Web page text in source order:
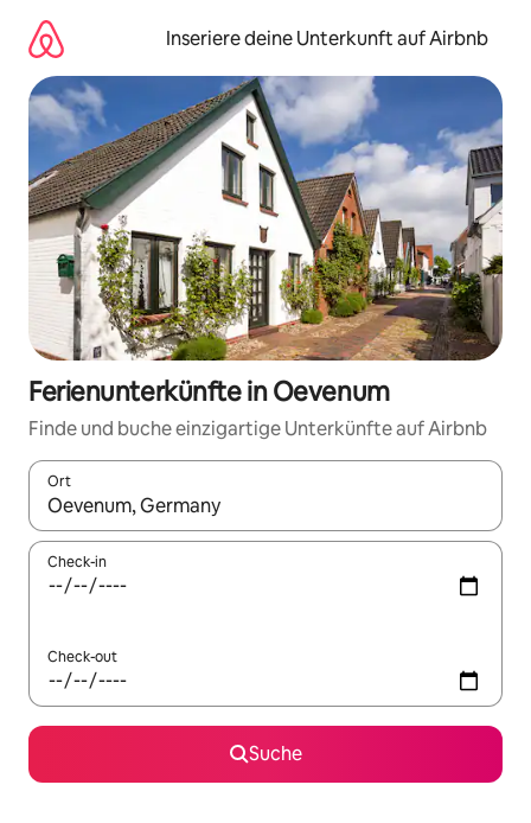
Inhalten
springen
Inseriere deine Unterkunft auf Airbnb
Ferienunterkünfte in Oevenum
Finde und buche einzigartige Unterkünfte auf Airbnb
Ort
Wenn Ergebnisse verfügbar sind, navigiere mit den
Check-in
Check-out
Suche